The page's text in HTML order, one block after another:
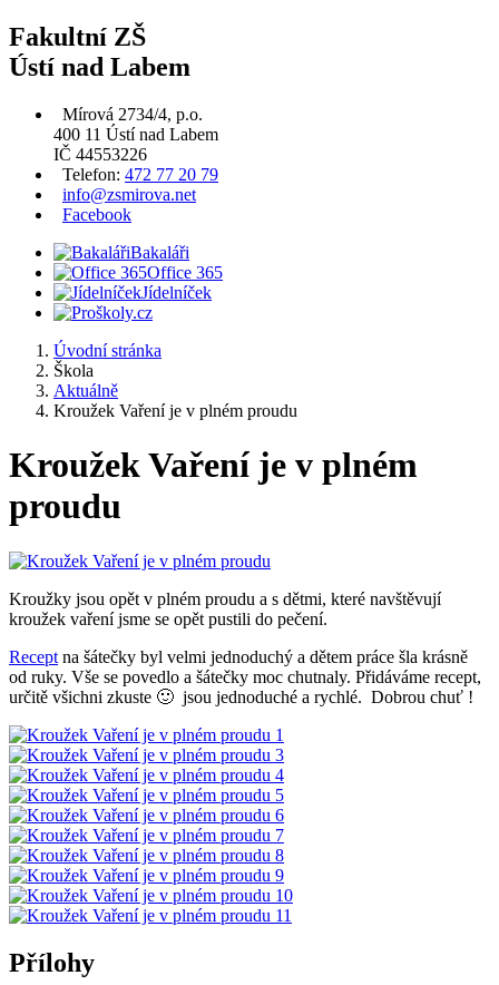
Fakultní ZŠ
Ústí nad Labem
Mírová 2734/4, p.o.
400 11 Ústí nad Labem
IČ 44553226
Telefon: 472 77 20 79
info@zsmirova.net
Facebook
Bakaláři
Office 365
Jídelníček
Úvodní stránka
Škola
Aktuálně
Kroužek Vaření je v plném proudu
Kroužek Vaření je v plném
proudu
Kroužky jsou opět v plném proudu a s dětmi, které navštěvují
kroužek vaření jsme se opět pustili do pečení.
Recept na šátečky byl velmi jednoduchý a dětem práce šla krásně
od ruky. Vše se povedlo a šátečky moc chutnaly. Přidáváme recept,
určitě všichni zkuste 🙂 jsou jednoduché a rychlé. Dobrou chuť !
Přílohy